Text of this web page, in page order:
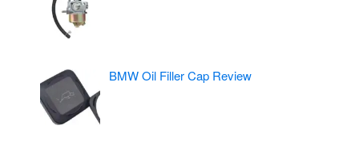
BMW Oil Filler Cap Review